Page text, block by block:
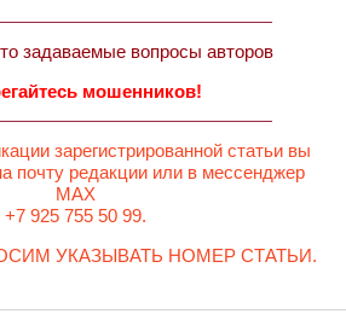
задаваемые вопросы авторов
мошенников!
зарегистрированной статьи вы
почту редакции или в мессенджер
MAX
+7 925 755 50 99.
УКАЗЫВАТЬ НОМЕР СТАТЬИ.